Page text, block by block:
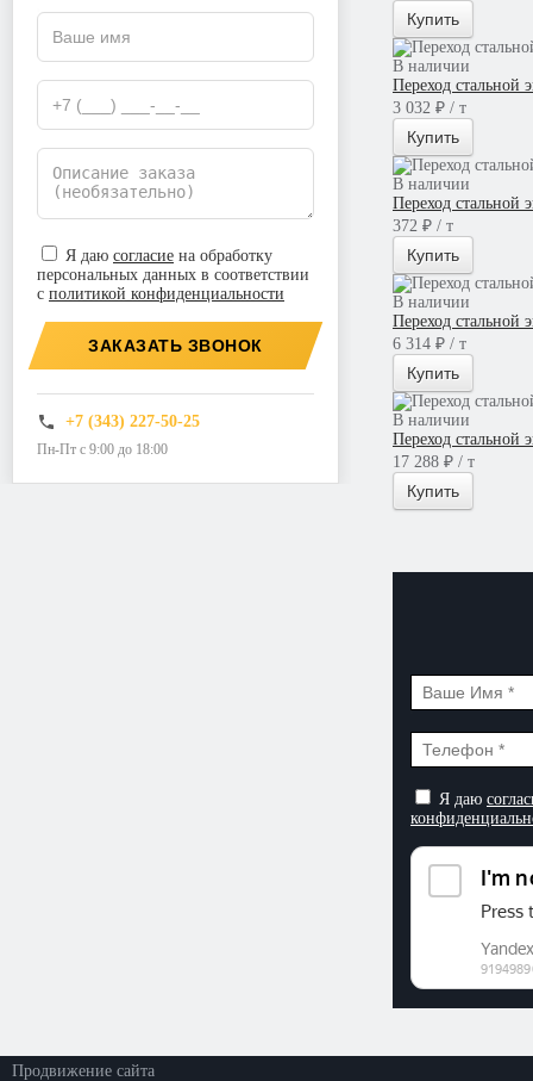
Я даю согласие на обработку
персональных данных в соответствии
с политикой конфиденциальности
ЗАКАЗАТЬ ЗВОНОК
+7 (343) 227-50-25
Пн-Пт с 9:00 до 18:00
Купить
В наличии
Переход стальной
3 032 ₽ / т
Купить
В наличии
Переход стальной
372 ₽ / т
Купить
В наличии
Переход стальной
6 314 ₽ / т
Купить
В наличии
Переход стальной
17 288 ₽ / т
Купить
Я даю
Продвижение сайта